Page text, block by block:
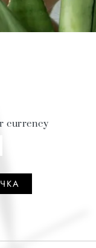
currency